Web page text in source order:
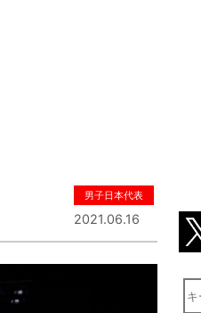
男子日本代表
2021.06.16